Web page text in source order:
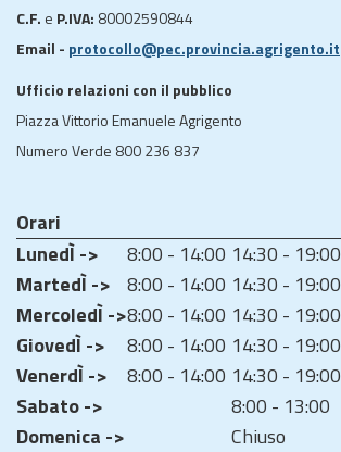
C.F. e P.IVA: 80002590844
Email - protocollo@pec.provincia.agrigento.it
Ufficio relazioni con il pubblico
Piazza Vittorio Emanuele Agrigento
Numero Verde 800 236 837
Orari
LunedÌ ->
8:00 - 14:00 14:30 - 19:00
MartedÌ -> 8:00 - 14:00 14:30 - 19:00
MercoledÌ ->8:00 - 14:00 14:30 - 19:00
GiovedÌ ->
8:00 - 14:00 14:30 - 19:00
VenerdÌ ->
8:00 - 14:00 14:30 - 19:00
Sabato ->
8:00 - 13:00
Domenica ->
Chiuso